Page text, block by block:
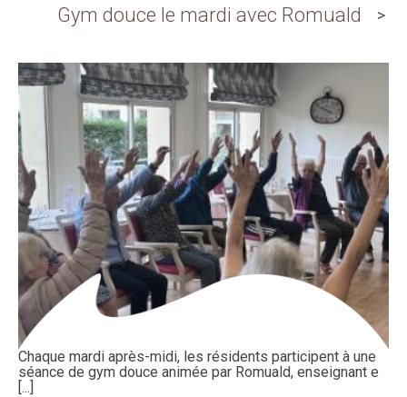
Gym douce le mardi avec Romuald
Chaque mardi après-midi, les résidents participent à une
séance de gym douce animée par Romuald, enseignant e
[...]